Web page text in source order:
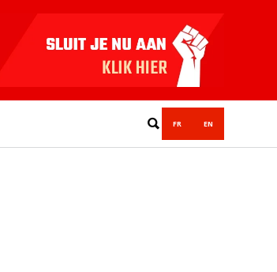
FR EN